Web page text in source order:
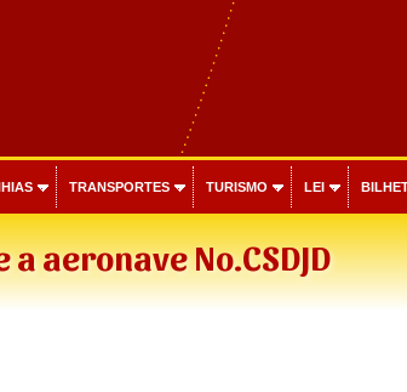
TRANSPORTES TURISMO LEI
aeronave No.CSDJD